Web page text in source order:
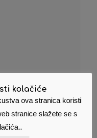
kolačiće
ova stranica koristi
stranice slažete se s